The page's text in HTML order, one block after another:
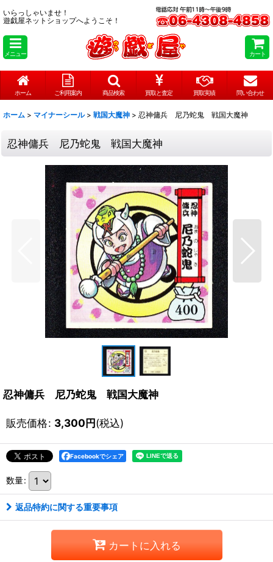
いらっしゃいませ！
遊戯屋ネットショップへようこそ！
メニュー カート
ホーム ご利用案内 商品検索 買取と査定 買取実績 問い合わせ
ホーム > マイナーシール > 戦国大魔神 > 忍神傭兵 尼乃蛇鬼 戦国大魔神
忍神傭兵 尼乃蛇鬼 戦国大魔神
忍神傭兵 尼乃蛇鬼 戦国大魔神
販売価格: 3,300円(税込)
Facebookでシェア
数量:
返品特約に関する重要事項
カートに入れる